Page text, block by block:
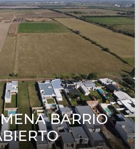
BARRIO